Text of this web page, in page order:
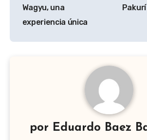
entradas
Wagyu, una
experiencia única
por Eduardo Baez